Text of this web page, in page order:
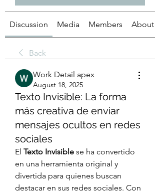
Discussion Media Members About
Back
Work Detail apex
August 18, 2025
Texto Invisible: La forma
más creativa de enviar
mensajes ocultos en redes
sociales
El Texto Invisible se ha convertido
en una herramienta original y
divertida para quienes buscan
destacar en sus redes sociales. Con